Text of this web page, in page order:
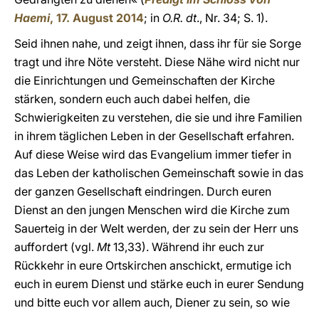
Haemi, 17. August 2014; in O.R. dt., Nr. 34; S. 1).
Seid ihnen nahe, und zeigt ihnen, dass ihr für sie Sorge
tragt und ihre Nöte versteht. Diese Nähe wird nicht nur
die Einrichtungen und Gemeinschaften der Kirche
stärken, sondern euch auch dabei helfen, die
Schwierigkeiten zu verstehen, die sie und ihre Familien
in ihrem täglichen Leben in der Gesellschaft erfahren.
Auf diese Weise wird das Evangelium immer tiefer in
das Leben der katholischen Gemeinschaft sowie in das
der ganzen Gesellschaft eindringen. Durch euren
Dienst an den jungen Menschen wird die Kirche zum
Sauerteig in der Welt werden, der zu sein der Herr uns
auffordert (vgl. Mt13,33). Während ihr euch zur
Rückkehr in eure Ortskirchen anschickt, ermutige ich
euch in eurem Dienst und stärke euch in eurer Sendung
und bitte euch vor allem auch, Diener zu sein, so wie